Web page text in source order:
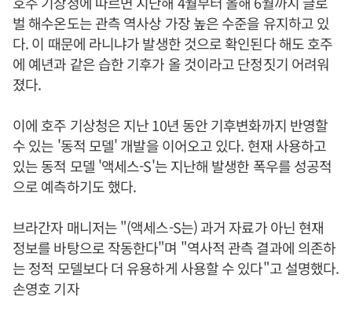
벌 해수온도는 관측 역사상 가장 높은 수준을 유지하고 있
다. 이 때문에 라니냐가 발생한 것으로 확인된다 해도 호주
에 예년과 같은 습한 기후가 올 것이라고 단정짓기 어려워
졌다.
이에 호주 기상청은 지난 10년 동안 기후변화까지 반영할
수 있는 '동적 모델' 개발을 이어오고 있다. 현재 사용하고
있는 동적 모델 '액세스-S'는 지난해 발생한 폭우를 성공적
으로 예측하기도 했다.
브라간자 매니저는 "(액세스-S는) 과거 자료가 아닌 현재
정보를 바탕으로 작동한다"며 "역사적 관측 결과에 의존하
는 정적 모델보다 더 유용하게 사용할 수 있다"고 설명했다.
손영호 기자